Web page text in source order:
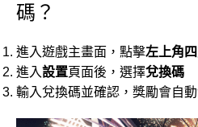
碼？
進入遊戲主畫面，點擊左上角
進入設置頁面後，選擇兌換碼
輸入兌換碼並確認，獎勵會自